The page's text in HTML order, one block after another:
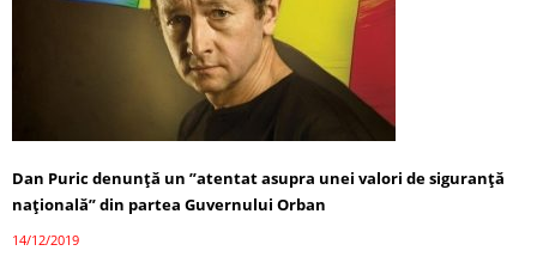
Dan Puric denunţă un ”atentat asupra unei valori de siguranţă
naţională” din partea Guvernului Orban
14/12/2019